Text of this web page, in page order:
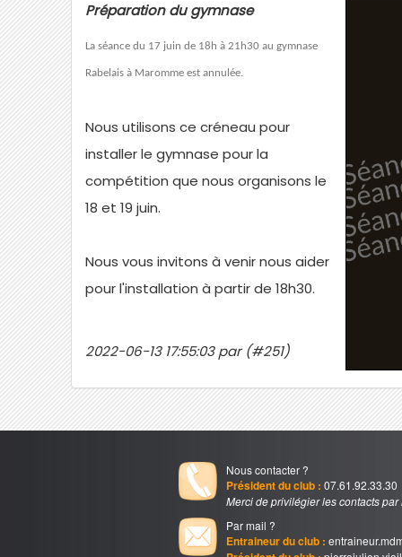
Préparation du gymnase
La séance du 17 juin de 18h à 21h30 au gymnase
Rabelais à Maromme est annulée.
Nous utilisons ce créneau pour
installer le gymnase pour la
compétition que nous organisons le
18 et 19 juin.
Nous vous invitons à venir nous aider
pour l'installation à partir de 18h30.
2022-06-13 17:55:03 par (#251)
Nous contacter ?
Président du club : 07.61.92.33.30
Merci de privilégier les contacts par
Par mail ?
Entraineur du club :